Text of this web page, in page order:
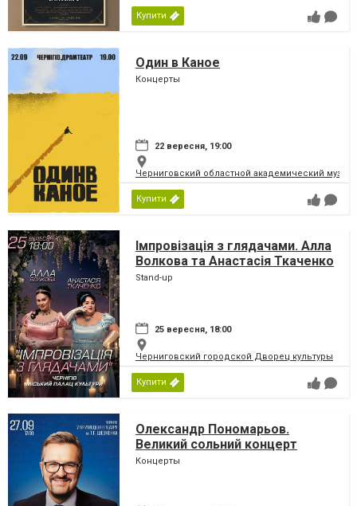
Купити
Один в Каное
Концерты
22 вересня, 19:00
Черниговский областной академический
Купити
Імпровізація з глядачами. Алла
Волкова та Анастасія Ткаченко
Stand-up
25 вересня, 18:00
Черниговский городской Дворец культуры
Купити
Олександр Пономарьов.
Великий сольний концерт
Концерты